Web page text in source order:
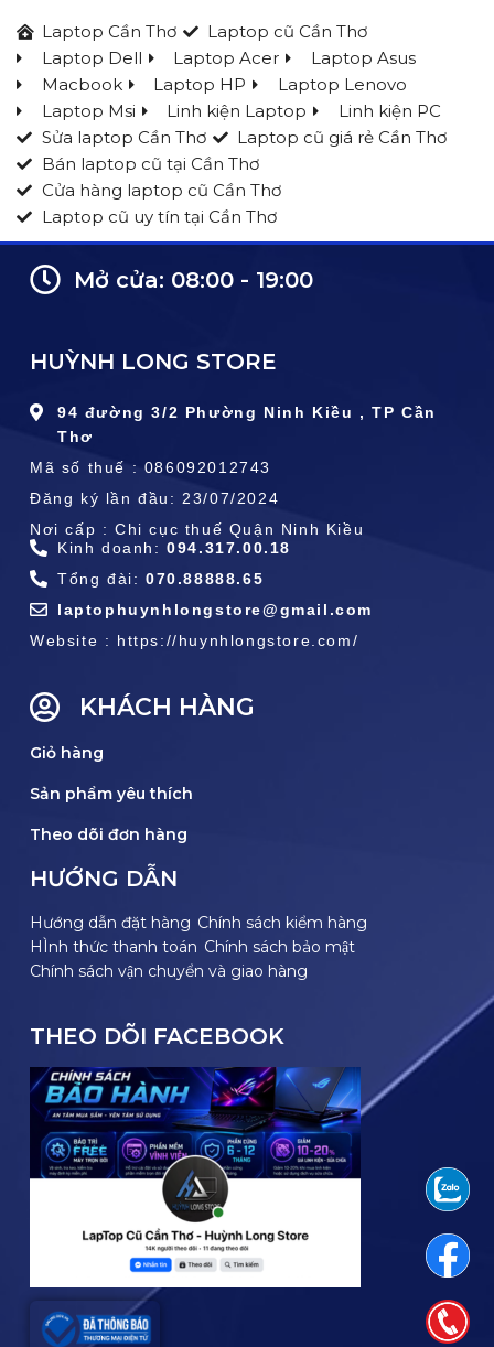
Laptop Cần Thơ
Laptop cũ Cần Thơ
Laptop Dell
Laptop Acer
Laptop Asus
Macbook
Laptop HP
Laptop Lenovo
Laptop Msi
Linh kiện Laptop
Linh kiện PC
Sửa laptop Cần Thơ
Laptop cũ giá rẻ Cần Thơ
Bán laptop cũ tại Cần Thơ
Cửa hàng laptop cũ Cần Thơ
Laptop cũ uy tín tại Cần Thơ
Mở cửa: 08:00 - 19:00
HUỲNH LONG STORE
94 đường 3/2 Phường Ninh Kiều , TP Cần
Thơ
Mã số thuế : 086092012743
Đăng ký lần đầu: 23/07/2024
Nơi cấp : Chi cục thuế Quận Ninh Kiều
Kinh doanh:094.317.00.18
Tổng đài: 070.88888.65
laptophuynhlongstore@gmail.com
Website : https://huynhlongstore.com/
KHÁCH HÀNG
Giỏ hàng
Sản phẩm yêu thích
Theo dõi đơn hàng
HƯỚNG DẪN
Hướng dẫn đặt hàng Chính sách kiểm hàng
HÌnh thức thanh toán Chính sách bảo mật
Chính sách vận chuyển và giao hàng
THEO DÕI FACEBOOK